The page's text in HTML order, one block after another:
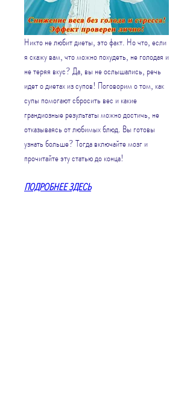
Никто не любит диеты, это факт. Но что, если
я скажу вам, что можно похудеть, не голодая и
не теряя вкус? Да, вы не ослышались, речь
идет о диетах из супов! Поговорим о том, как
супы помогают сбросить вес и какие
грандиозные результаты можно достичь, не
отказываясь от любимых блюд. Вы готовы
узнать больше? Тогда включайте мозг и
прочитайте эту статью до конца!
ПОДРОБНЕЕ ЗДЕСЬ